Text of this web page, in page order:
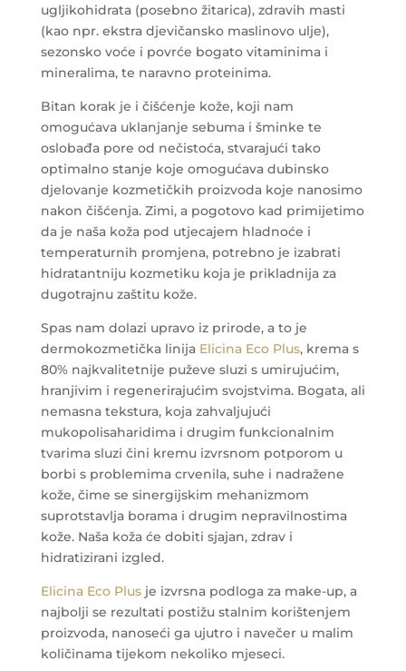
ugljikohidrata (posebno žitarica), zdravih masti
(kao npr. ekstra djevičansko maslinovo ulje),
sezonsko voće i povrće bogato vitaminima i
mineralima, te naravno proteinima.
Bitan korak je i čišćenje kože, koji nam
omogućava uklanjanje sebuma i šminke te
oslobađa pore od nečistoća, stvarajući tako
optimalno stanje koje omogućava dubinsko
djelovanje kozmetičkih proizvoda koje nanosimo
nakon čišćenja. Zimi, a pogotovo kad primijetimo
da je naša koža pod utjecajem hladnoće i
temperaturnih promjena, potrebno je izabrati
hidratantniju kozmetiku koja je prikladnija za
dugotrajnu zaštitu kože.
Spas nam dolazi upravo iz prirode, a to je
dermokozmetička linija Elicina Eco Plus, krema s
80% najkvalitetnije puževe sluzi s umirujućim,
hranjivim i regenerirajućim svojstvima. Bogata, ali
nemasna tekstura, koja zahvaljujući
mukopolisaharidima i drugim funkcionalnim
tvarima sluzi čini kremu izvrsnom potporom u
borbi s problemima crvenila, suhe i nadražene
kože, čime se sinergijskim mehanizmom
suprotstavlja borama i drugim nepravilnostima
kože. Naša koža će dobiti sjajan, zdrav i
hidratizirani izgled.
Elicina Eco Plusje izvrsna podloga za make-up, a
najbolji se rezultati postižu stalnim korištenjem
proizvoda, nanoseći ga ujutro i navečer u malim
količinama tijekom nekoliko mjeseci.